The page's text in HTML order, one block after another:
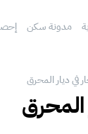
مدونة سكن
في ديار المحرق
المحرق